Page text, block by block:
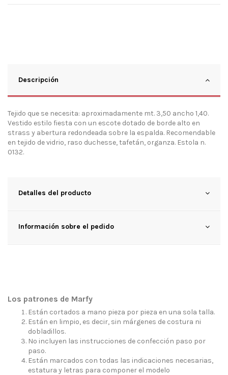
Descripción
Tejido que se necesita: aproximadamente mt. 3,50 ancho 1,40.
Vestido estilo fiesta con un escote dotado de borde alto en
strass y abertura redondeada sobre la espalda. Recomendable
en tejido de vidrio, raso duchesse, tafetán, organza. Estola n.
0132.
Detalles del producto
Información sobre el pedido
Los patrones de Marfy
Están cortados a mano pieza por pieza en una sola talla.
Están en limpio, es decir, sin márgenes de costura ni
dobladillos.
No incluyen las instrucciones de confección paso por
paso.
Están marcados con todas las indicaciones necesarias,
estatura y letras para componer el modelo